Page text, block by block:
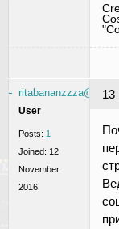
User
Posts: 1
Joined: 12
November
2016
13